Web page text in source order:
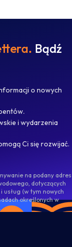
Bądź
o nowych
i wydarzenia
Ci się rozwijać.
na podany adres
dotyczących
usług (w tym nowych
określonych w
.